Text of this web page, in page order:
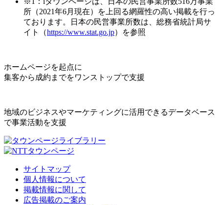
所（2021年6月現在）を上回る網羅性の高い掲載を行っ
ております。日本の民営事業所数は、総務省統計局サ
イト（https://www.stat.go.jp）を参照
ホームページを起点に
集客から成約までをワンストップで支援
地域のビジネスやマーケティングに活用できるデータベース
で事業活動を支援
サイトマップ
個人情報について
掲載情報に関して
広告掲載のご案内